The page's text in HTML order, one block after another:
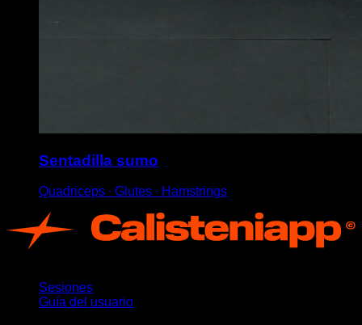
Sentadilla sumo
Quadriceps ∙ Glutes ∙ Hamstrings
Sesiones
Guía del usuario